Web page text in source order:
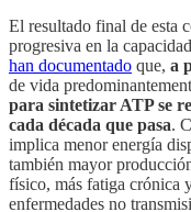
El resultado final de esta
progresiva en la
han documentado que, a
de vida
para sintetizar ATP se
cada década que pasa.
implica menor energía
también mayor
físico, más fatiga crónica
enfermedades no